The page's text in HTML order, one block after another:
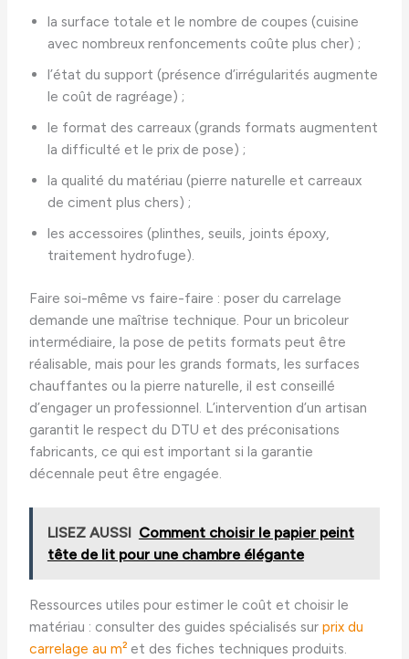
la surface totale et le nombre de coupes (cuisine
avec nombreux renfoncements coûte plus cher) ;
l’état du support (présence d’irrégularités augmente
le coût de ragréage) ;
le format des carreaux (grands formats augmentent
la difficulté et le prix de pose) ;
la qualité du matériau (pierre naturelle et carreaux
de ciment plus chers) ;
les accessoires (plinthes, seuils, joints époxy,
traitement hydrofuge).
Faire soi-même vs faire-faire : poser du carrelage
demande une maîtrise technique. Pour un bricoleur
intermédiaire, la pose de petits formats peut être
réalisable, mais pour les grands formats, les surfaces
chauffantes ou la pierre naturelle, il est conseillé
d’engager un professionnel. L’intervention d’un artisan
garantit le respect du DTU et des préconisations
fabricants, ce qui est important si la garantie
décennale peut être engagée.
LISEZ AUSSI Comment choisir le papier peint
tête de lit pour une chambre élégante
Ressources utiles pour estimer le coût et choisir le
matériau : consulter des guides spécialisés surprix du
carrelage au m² et des fiches techniques produits.